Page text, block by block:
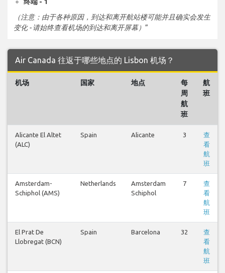
（注意：由于各种原因，到达和离开航站楼可能并且确实会发生
变化 - 请始终查看机场的到达和离开屏幕） ”
Air Canada 往返于哪些地点的 Lisbon 机场？
机场 国家 地点
每
周
航
班
航
班
Alicante El Altet
(ALC)
Spain Alicante 3
查
看
航
班
Amsterdam-
Schiphol (AMS)
Netherlands
Amsterdam
Schiphol
7
查
看
航
班
El Prat De
Llobregat (BCN)
Spain Barcelona 32
查
看
航
班